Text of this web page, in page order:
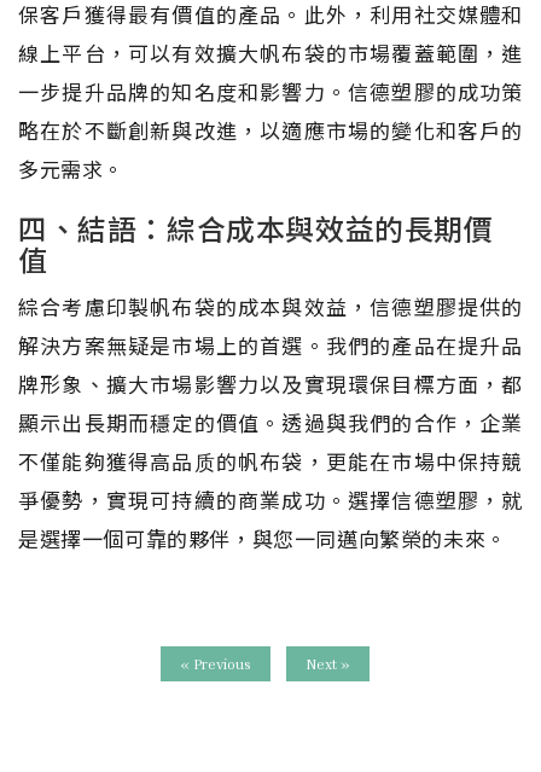
保客戶獲得最有價值的產品。此外，利用社交媒體和
線上平台，可以有效擴大帆布袋的市場覆蓋範圍，進
一步提升品牌的知名度和影響力。信德塑膠的成功策
略在於不斷創新與改進，以適應市場的變化和客戶的
多元需求。
四、結語：綜合成本與效益的長期價
值
綜合考慮印製帆布袋的成本與效益，信德塑膠提供的
解決方案無疑是市場上的首選。我們的產品在提升品
牌形象、擴大市場影響力以及實現環保目標方面，都
顯示出長期而穩定的價值。透過與我們的合作，企業
不僅能夠獲得高品质的帆布袋，更能在市場中保持競
爭優勢，實現可持續的商業成功。選擇信德塑膠，就
是選擇一個可靠的夥伴，與您一同邁向繁榮的未來。
« Previous Next »